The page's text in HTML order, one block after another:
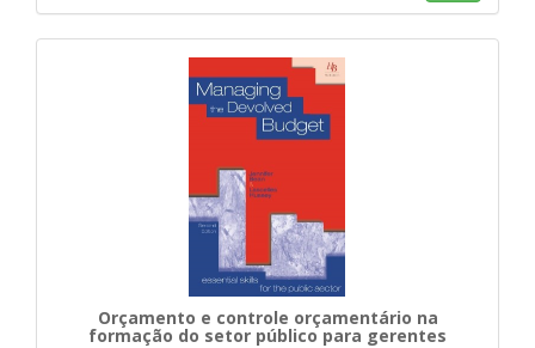
Orçamento e controle orçamentário na
formação do setor público para gerentes